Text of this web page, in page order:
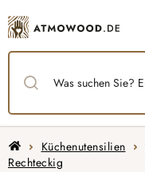
Inhalt
springen
StartseiteKüchenutensilien
Rechteckig